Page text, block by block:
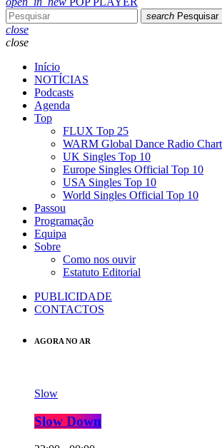
search Pesquisar
close
close
Início
NOTÍCIAS
Podcasts
Agenda
Top
FLUX Top 25
WARM Global Dance Radio
UK Singles Top 10
Europe Singles Official Top 10
USA Singles Top 10
World Singles Official Top 10
Passou
Programação
Equipa
Sobre
Como nos ouvir
Estatuto Editorial
PUBLICIDADE
CONTACTOS
AGORA NO AR
Slow
Slow Down